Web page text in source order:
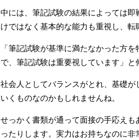
中には、筆記試験の結果によっては
けではなく基本的な能力も重視し、転
「筆記試験が基準に満たなかった方
で、筆記試験は重要視しています」と
社会人としてバランスがとれ、基礎
いくものなのかもしれませんね。
せっかく書類が通って面接の手応え
ったりします。実力はお持ちなのに非